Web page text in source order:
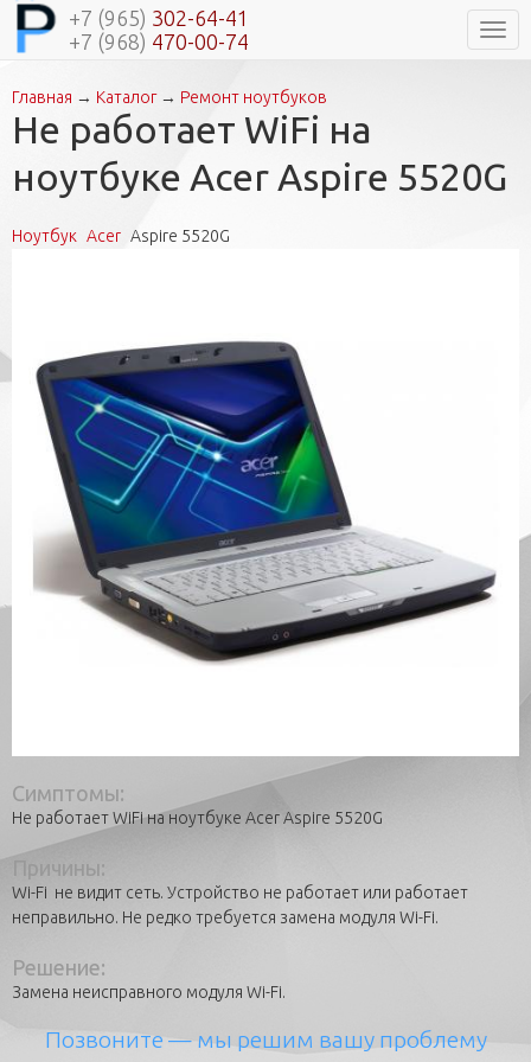
+7 (965) 302-64-41
+7 (968) 470-00-74
Вы здесь
Главная → Каталог→ Ремонт ноутбуков
Не работает WiFi на
ноутбуке Acer Aspire 5520G
Ноутбук Acer Aspire 5520G
Симптомы:
Не работает WiFi на ноутбуке Acer Aspire 5520G
Причины:
Wi-Fi не видит сеть. Устройство не работает или работает
неправильно. Не редко требуется замена модуля Wi-Fi.
Решение:
Замена неисправного модуля Wi-Fi.
Позвоните — мы решим вашу проблему